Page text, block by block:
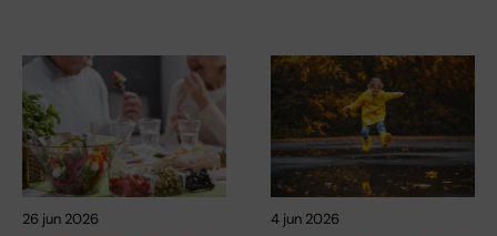
26 jun 2026 4 jun 2026